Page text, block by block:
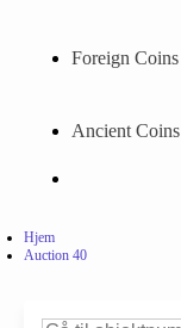
Foreign Coins
Ancient Coins
Hjem
Auction 40